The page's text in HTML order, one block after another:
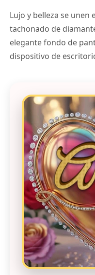
Lujo y belleza se unen
tachonado de
elegante fondo de
dispositivo de